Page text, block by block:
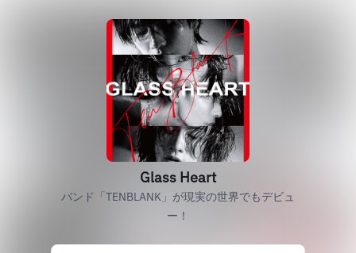
Glass Heart
バンド「TENBLANK」が現実の世界でもデビュ
ー！